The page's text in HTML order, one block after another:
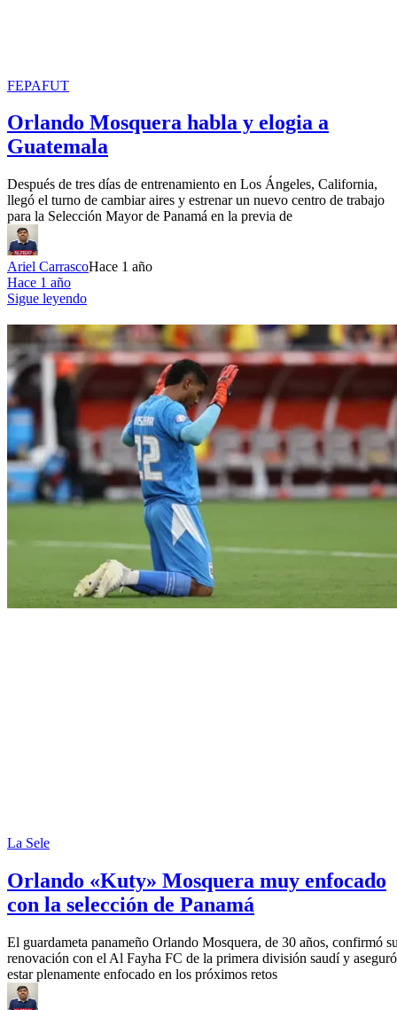
FEPAFUT
Orlando Mosquera habla y elogia a
Guatemala
Después de tres días de entrenamiento en Los Ángeles, California,
llegó el turno de cambiar aires y estrenar un nuevo centro de trabajo
para la Selección Mayor de Panamá en la previa de
Ariel CarrascoHace 1 año
Hace 1 año
Sigue leyendo
La Sele
Orlando «Kuty» Mosquera muy enfocado
con la selección de Panamá
El guardameta panameño Orlando Mosquera, de 30 años, confirmó
renovación con el Al Fayha FC de la primera división saudí y aseguró
estar plenamente enfocado en los próximos retos